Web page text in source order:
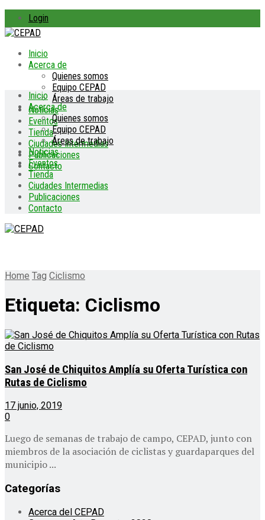
Login
Inicio
Acerca de
Quienes somos
Equipo CEPAD
Áreas de trabajo
Noticias
Eventos
Tienda
Ciudades Intermedias
Publicaciones
Contacto
Inicio
Acerca de
Quienes somos
Equipo CEPAD
Áreas de trabajo
Noticias
Eventos
Tienda
Ciudades Intermedias
Publicaciones
Contacto
Home Tag Ciclismo
Etiqueta: Ciclismo
San José de Chiquitos Amplía su Oferta Turística con
Rutas de Ciclismo
17 junio, 2019
0
Luego de semanas de trabajo de campo, CEPAD, junto con
miembros de la asociación de ciclistas y guardaparques del
municipio ...
Categorías
Acerca del CEPAD